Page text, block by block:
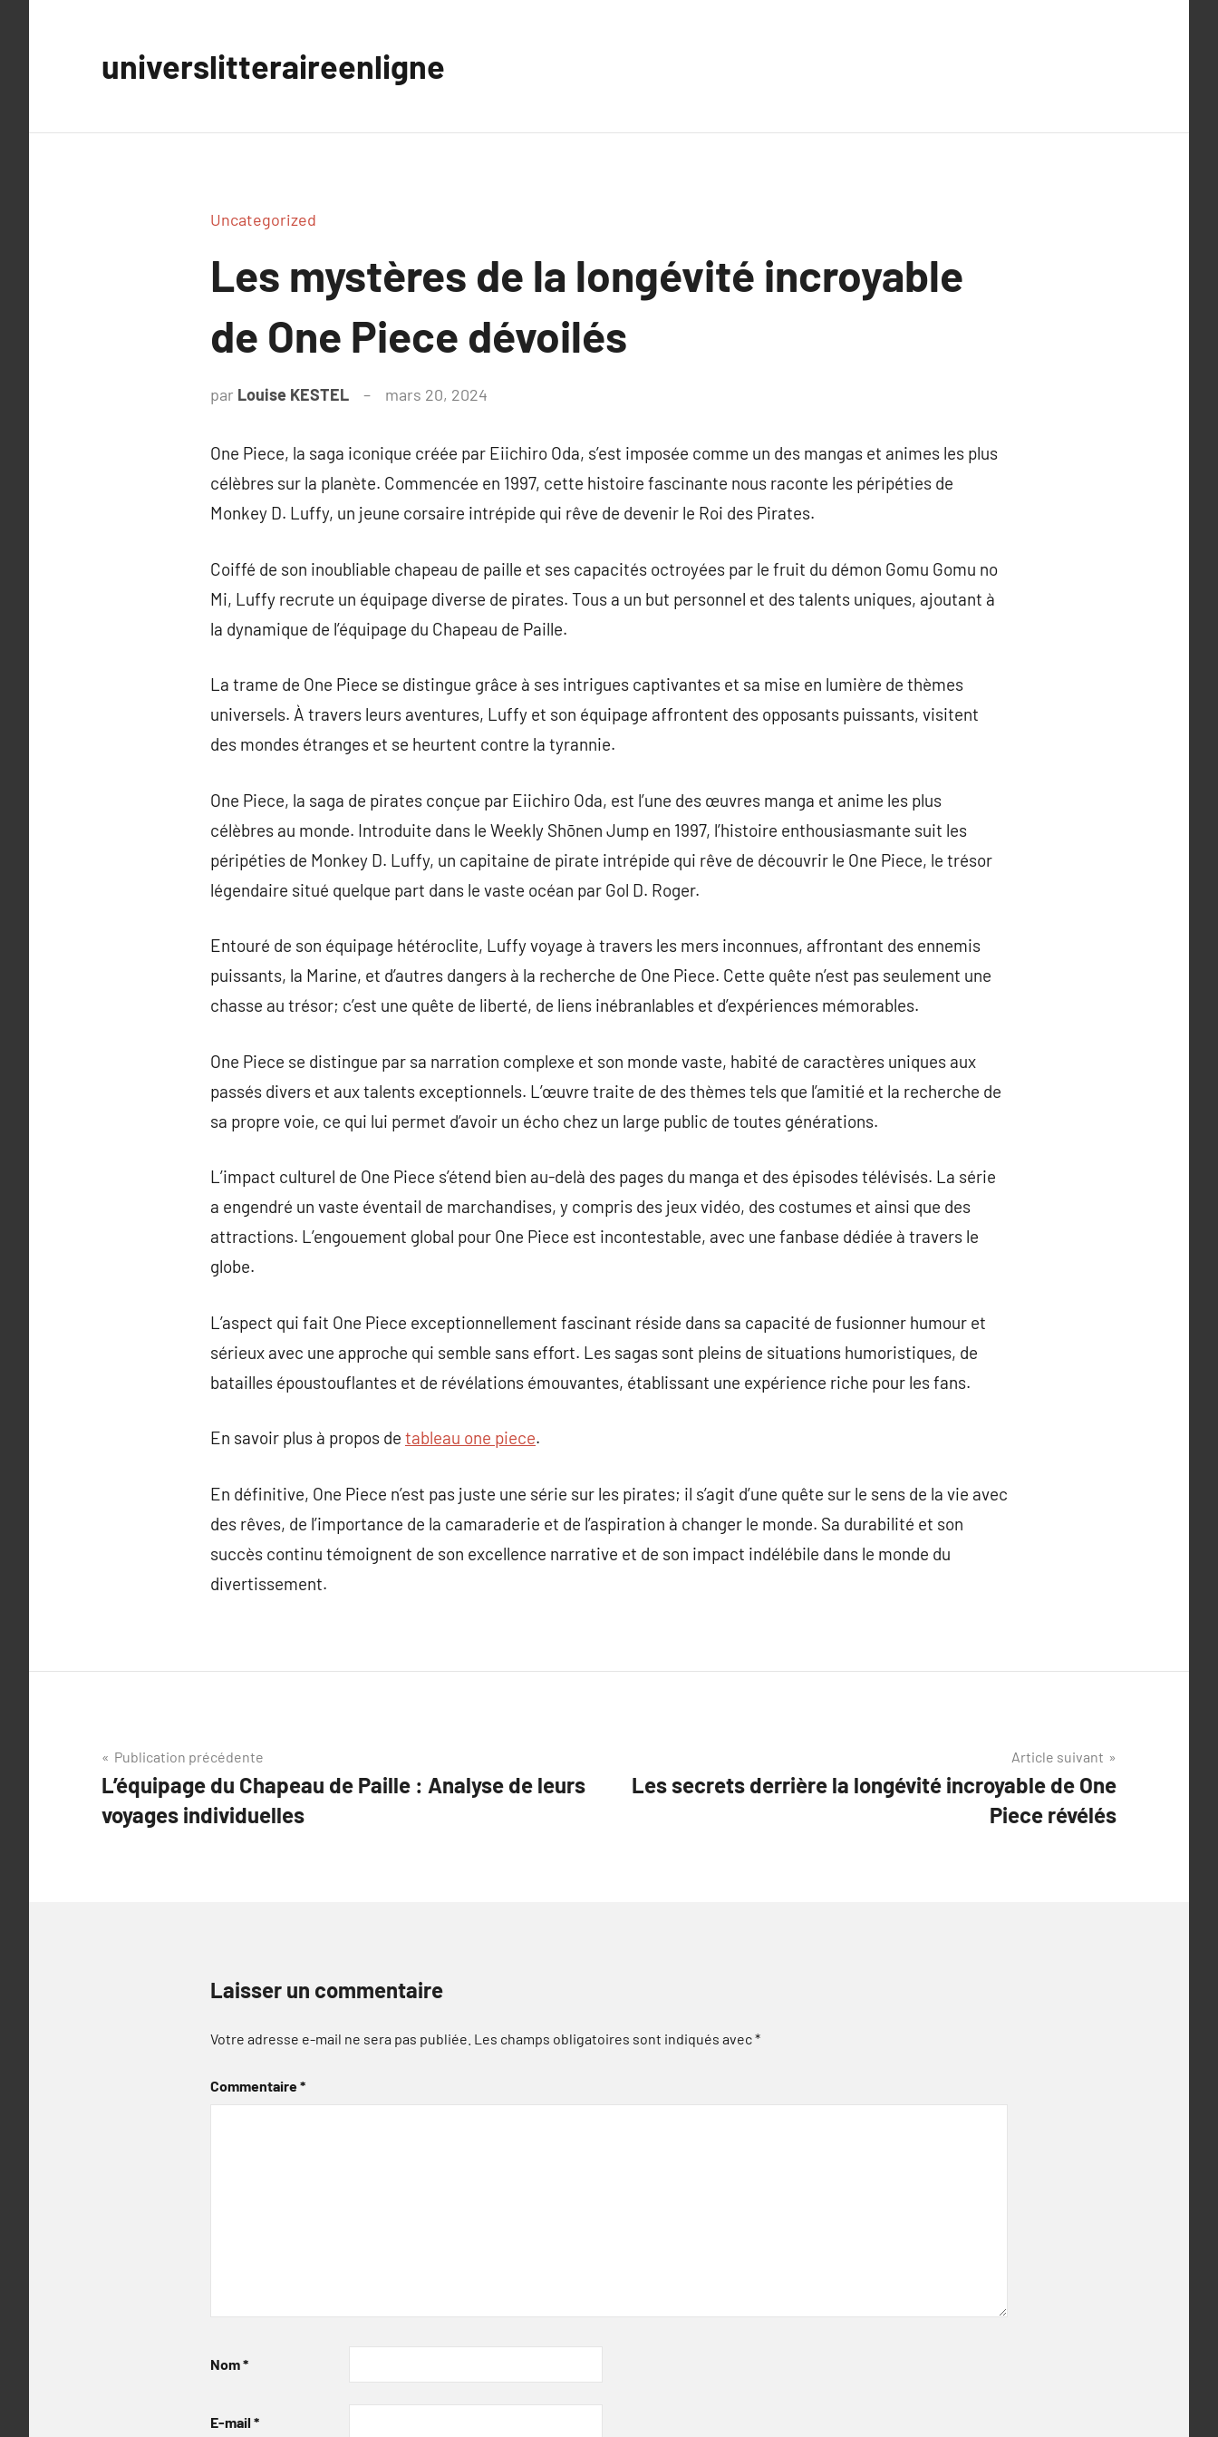
universlitteraireenligne
Uncategorized
Les mystères de la longévité incroyable
de One Piece dévoilés
par Louise KESTEL mars 20, 2024
One Piece, la saga iconique créée par Eiichiro Oda, s’est imposée comme un des mangas et animes les plus
célèbres sur la planète. Commencée en 1997, cette histoire fascinante nous raconte les péripéties de
Monkey D. Luffy, un jeune corsaire intrépide qui rêve de devenir le Roi des Pirates.
Coiffé de son inoubliable chapeau de paille et ses capacités octroyées par le fruit du démon Gomu Gomu no
Mi, Luffy recrute un équipage diverse de pirates. Tous a un but personnel et des talents uniques, ajoutant à
la dynamique de l’équipage du Chapeau de Paille.
La trame de One Piece se distingue grâce à ses intrigues captivantes et sa mise en lumière de thèmes
universels. À travers leurs aventures, Luffy et son équipage affrontent des opposants puissants, visitent
des mondes étranges et se heurtent contre la tyrannie.
One Piece, la saga de pirates conçue par Eiichiro Oda, est l’une des œuvres manga et anime les plus
célèbres au monde. Introduite dans le Weekly Shōnen Jump en 1997, l’histoire enthousiasmante suit les
péripéties de Monkey D. Luffy, un capitaine de pirate intrépide qui rêve de découvrir le One Piece, le trésor
légendaire situé quelque part dans le vaste océan par Gol D. Roger.
Entouré de son équipage hétéroclite, Luffy voyage à travers les mers inconnues, affrontant des ennemis
puissants, la Marine, et d’autres dangers à la recherche de One Piece. Cette quête n’est pas seulement une
chasse au trésor; c’est une quête de liberté, de liens inébranlables et d’expériences mémorables.
One Piece se distingue par sa narration complexe et son monde vaste, habité de caractères uniques aux
passés divers et aux talents exceptionnels. L’œuvre traite de des thèmes tels que l’amitié et la recherche de
sa propre voie, ce qui lui permet d’avoir un écho chez un large public de toutes générations.
L’impact culturel de One Piece s’étend bien au-delà des pages du manga et des épisodes télévisés. La série
a engendré un vaste éventail de marchandises, y compris des jeux vidéo, des costumes et ainsi que des
attractions. L’engouement global pour One Piece est incontestable, avec une fanbase dédiée à travers le
globe.
L’aspect qui fait One Piece exceptionnellement fascinant réside dans sa capacité de fusionner humour et
sérieux avec une approche qui semble sans effort. Les sagas sont pleins de situations humoristiques, de
batailles époustouflantes et de révélations émouvantes, établissant une expérience riche pour les fans.
En savoir plus à propos de tableau one piece.
En définitive, One Piece n’est pas juste une série sur les pirates; il s’agit d’une quête sur le sens de la vie avec
des rêves, de l’importance de la camaraderie et de l’aspiration à changer le monde. Sa durabilité et son
succès continu témoignent de son excellence narrative et de son impact indélébile dans le monde du
divertissement.
Navigation
de
l’article
Publication précédente
L’équipage du Chapeau de Paille : Analyse de leurs
voyages individuelles
Article suivant
Les secrets derrière la longévité incroyable de One
Piece révélés
Laisser un commentaire
Votre adresse e-mail ne sera pas publiée. Les champs obligatoires sont indiqués avec*
Commentaire*
Nom*
E-mail *